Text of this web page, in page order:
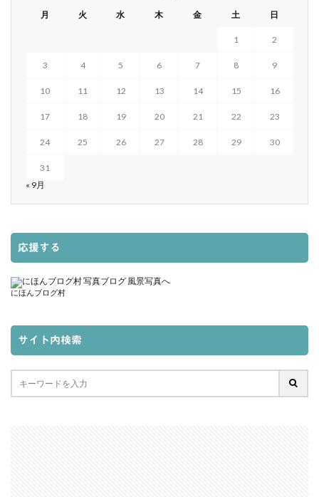
月 火 水 木 金 土 日
1 2
3 4 5 6 7 8 9
10 11 12 13 14 15 16
17 18 19 20 21 22 23
24 25 26 27 28 29 30
31
« 9月
応援する
にほんブログ村
サイト内検索